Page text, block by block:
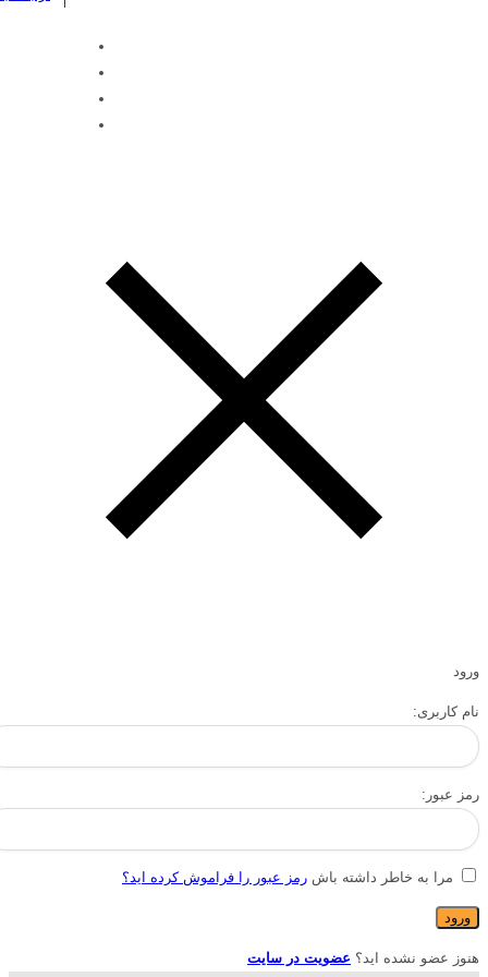
ورود
نام کاربری:
رمز عبور:
مرا به خاطر داشته باش رمز عبور را فراموش کرده اید؟
هنوز عضو نشده اید؟ عضویت در سایت